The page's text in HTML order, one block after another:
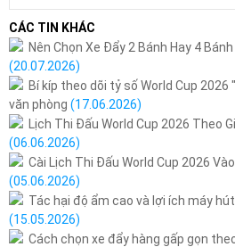
CÁC TIN KHÁC
Nên Chọn Xe Đẩy 2 Bánh Hay 4
(20.07.2026)
Bí kíp theo dõi tỷ số World Cup
văn phòng (17.06.2026)
Lịch Thi Đấu World Cup 2026 Theo
(06.06.2026)
Cài Lịch Thi Đấu World Cup 2026
(05.06.2026)
Tác hại độ ẩm cao và lợi ích máy
(15.05.2026)
Cách chọn xe đẩy hàng gấp gọn